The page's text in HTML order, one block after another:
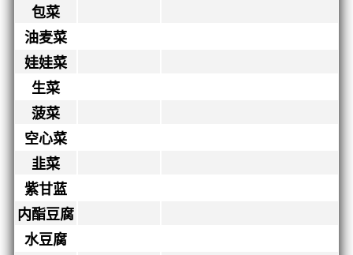
包菜
油麦菜
娃娃菜
生菜
菠菜
空心菜
韭菜
紫甘蓝
内酯豆腐
水豆腐